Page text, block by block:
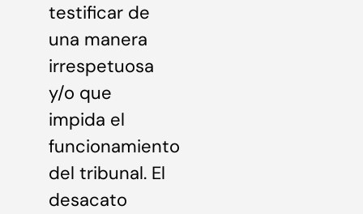
testificar de
una manera
irrespetuosa
y/o que
impida el
funcionamiento
del tribunal. El
desacato